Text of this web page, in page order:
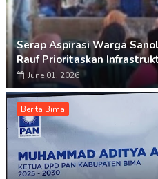
Serap Aspirasi Warga
Rauf Prioritaskan
June 01, 2026
Berita Bima